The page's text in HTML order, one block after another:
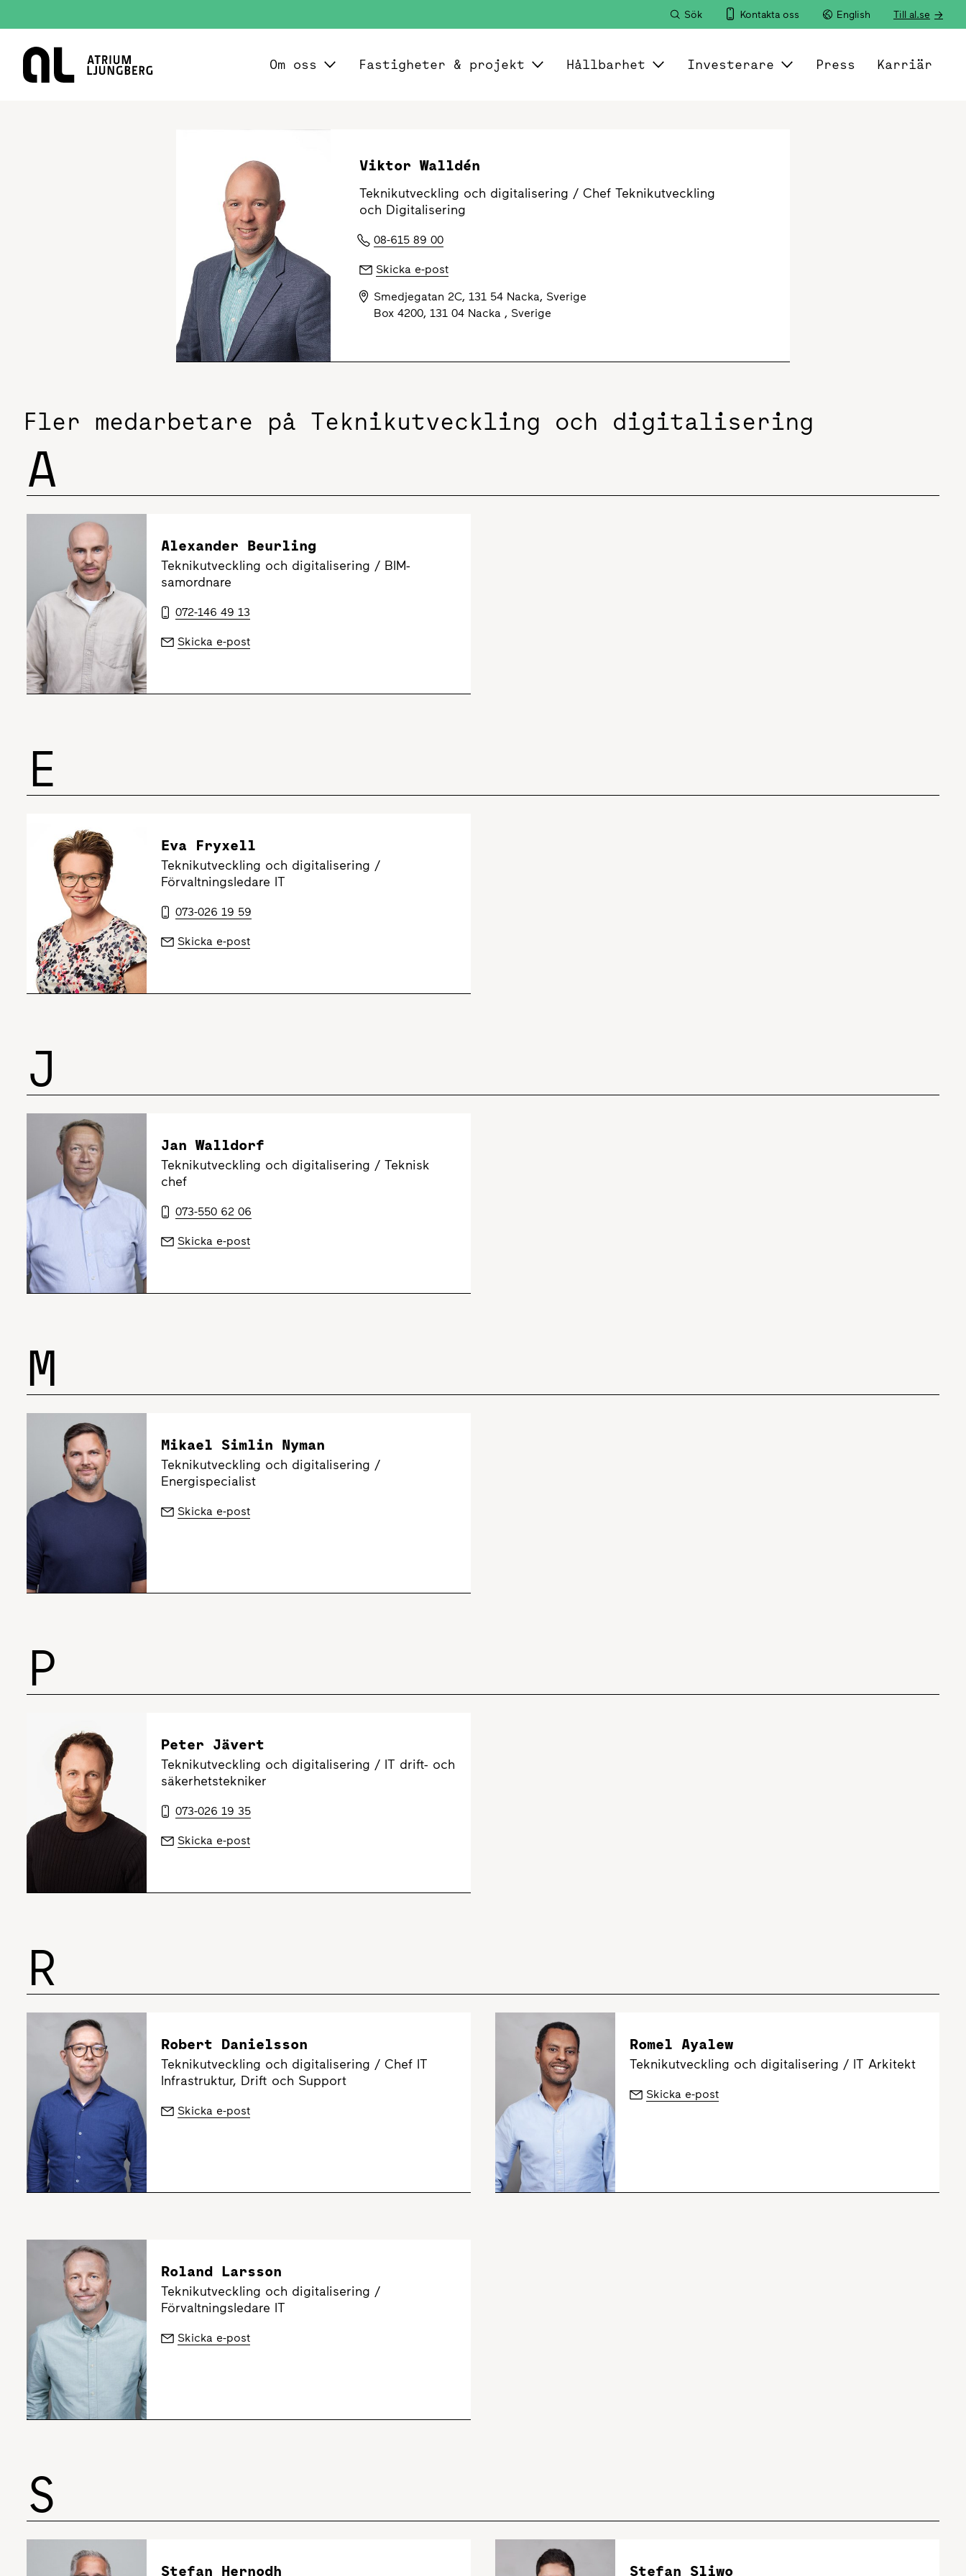
Sök Kontakta oss English Till al.se
Hem
Om oss Fastigheter & projekt Hållbarhet Investerare Press Karriär
Viktor Walldén
Teknikutveckling och digitalisering /Chef Teknikutveckling
och Digitalisering
08-615 89 00
Skicka e-post
Smedjegatan 2C, 131 54 Nacka, Sverige
Box 4200, 131 04 Nacka , Sverige
Fler medarbetare på Teknikutveckling och digitalisering
A
Alexander Beurling
Teknikutveckling och digitalisering / BIM-
samordnare
072-146 49 13
Skicka e-post
E
Eva Fryxell
Teknikutveckling och digitalisering /
Förvaltningsledare IT
073-026 19 59
Skicka e-post
J
Jan Walldorf
Teknikutveckling och digitalisering / Teknisk
chef
073-550 62 06
Skicka e-post
M
Mikael Simlin Nyman
Teknikutveckling och digitalisering /
Energispecialist
Skicka e-post
P
Peter Jävert
Teknikutveckling och digitalisering / IT drift- och
säkerhetstekniker
073-026 19 35
Skicka e-post
R
Robert Danielsson
Teknikutveckling och digitalisering / Chef IT
Infrastruktur, Drift och Support
Skicka e-post
Romel Ayalew
Teknikutveckling och digitalisering / IT Arkitekt
Skicka e-post
Roland Larsson
Teknikutveckling och digitalisering /
Förvaltningsledare IT
Skicka e-post
S
Stefan Hernodh Stefan Sliwo